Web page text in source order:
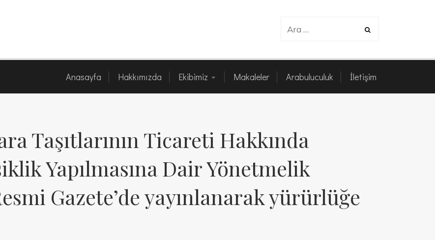
Anasayfa Hakkımızda Ekibimiz Makaleler Arabuluculuk İletişim
Taşıtlarının Ticareti Hakkında
Yapılmasına Dair Yönetmelik
Gazete’de yayınlanarak yürürlüğe